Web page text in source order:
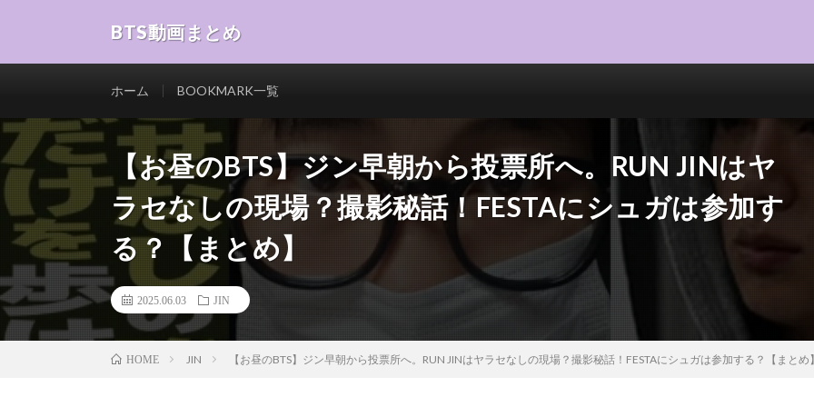
BTS動画まとめ
ホーム BOOKMARK一覧
【お昼のBTS】ジン早朝から投票所へ。RUN JINはヤ
ラセなしの現場？撮影秘話！FESTAにシュガは参加す
る？【まとめ】
2025.06.03 JIN
HOME JIN 【お昼のBTS】ジン早朝から投票所へ。RUN JINはヤラセなしの現場？撮影秘話！FESTAにシュガは参加する？【まとめ